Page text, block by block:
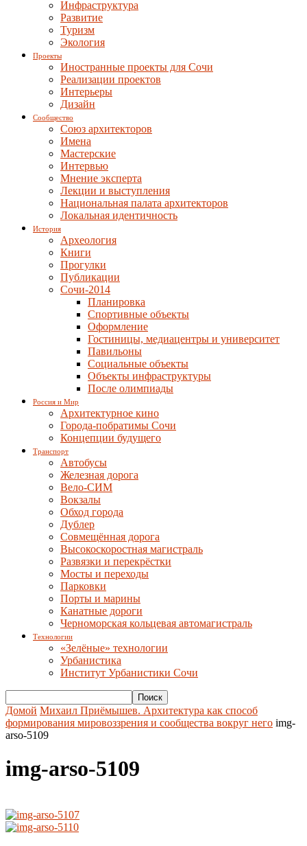
Инфраструктура
Развитие
Туризм
Экология
Проекты
Иностранные проекты для Сочи
Реализации проектов
Интерьеры
Дизайн
Сообщество
Союз архитекторов
Имена
Мастерские
Интервью
Мнение эксперта
Лекции и выступления
Национальная палата архитекторов
Локальная идентичность
История
Археология
Книги
Прогулки
Публикации
Сочи-2014
Планировка
Спортивные объекты
Оформление
Гостиницы, медиацентры и университет
Павильоны
Социальные объекты
Объекты инфраструктуры
После олимпиады
Россия и Мир
Архитектурное кино
Города-побратимы Сочи
Концепции будущего
Транспорт
Автобусы
Железная дорога
Вело-СИМ
Вокзалы
Обход города
Дублер
Совмещённая дорога
Высокоскоростная магистраль
Развязки и перекрёстки
Мосты и переходы
Парковки
Порты и марины
Канатные дороги
Черноморская кольцевая автомагистраль
Технологии
«Зелёные» технологии
Урбанистика
Институт Урбанистики Сочи
Домой Михаил Приёмышев. Архитектура как способ
формирования мировоззрения и сообщества вокруг него img-
arso-5109
img-arso-5109